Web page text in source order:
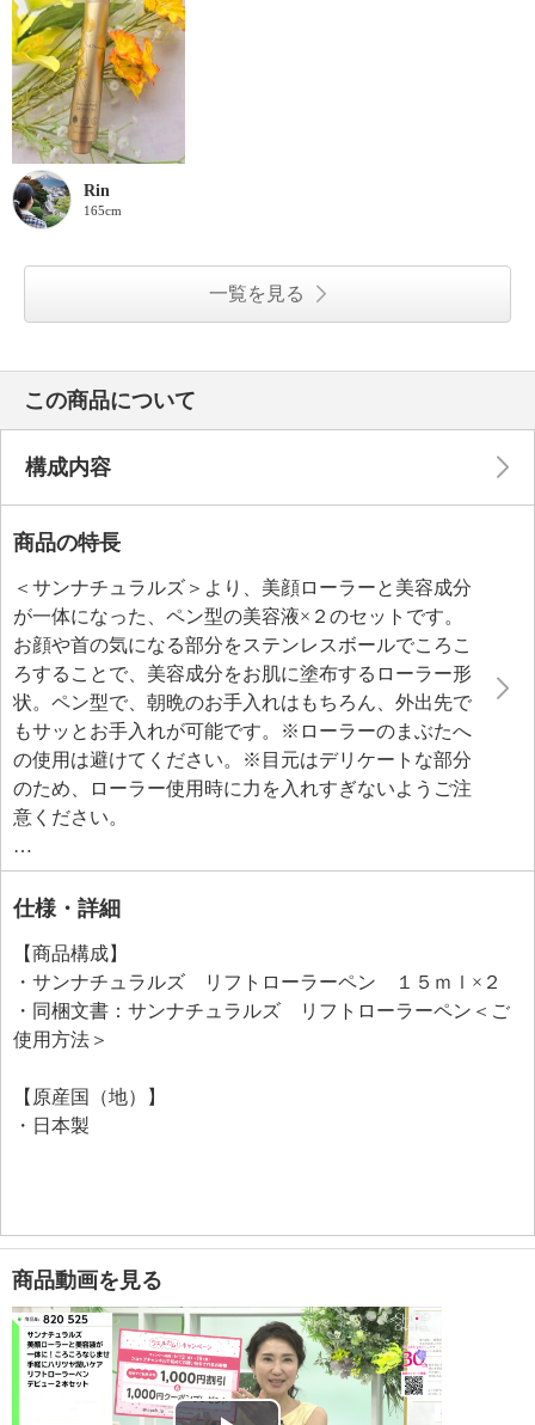
Rin
165cm
一覧を見る
この商品について
構成内容
商品の特長
＜サンナチュラルズ＞より、美顔ローラーと美容成分
が一体になった、ペン型の美容液×２のセットです。
お顔や首の気になる部分をステンレスボールでころこ
ろすることで、美容成分をお肌に塗布するローラー形
状。ペン型で、朝晩のお手入れはもちろん、外出先で
もサッとお手入れが可能です。※ローラーのまぶたへ
の使用は避けてください。※目元はデリケートな部分
のため、ローラー使用時に力を入れすぎないようご注
意ください。
お肌にハリ、ツヤ、潤いを与え、キメの整った柔らか
なお肌へと導くＫＥＩＫＯ種のプレミアムホホバオイ
ル（ホホバ種子油）、お肌にハリを与えるボルフィリ
Ａ−Ｎａといった美容成分を配合しています。
＜配合／無配合表示＞
合成香料不使用
仕様・詳細
【商品構成】
・サンナチュラルズ リフトローラーペン １５ｍｌ×２
・同梱文書：サンナチュラルズ リフトローラーペン＜ご
使用方法＞
【原産国（地）】
・日本製
商品動画を見る